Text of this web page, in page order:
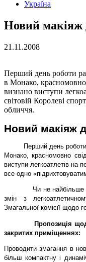
Україна
Новий макіяж
21.11.2008
Перший день роботи
в Монако,
визнано виступи
світовій Королеві
обличчя.
Новий макіяж
Перший день
Монако, красномовно
виступи легкоатлетів на
все одно
Чи не найбільше
змін з
Змагальної комісії щодо
Пропозиція
закритих приміщеннях:
Проводити змагання в
більш компактну і